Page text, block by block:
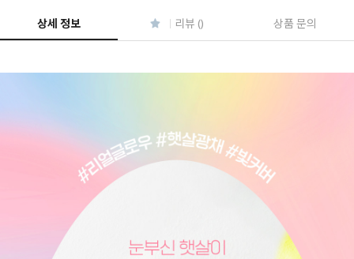
상세 정보 리뷰 () 상품 문의